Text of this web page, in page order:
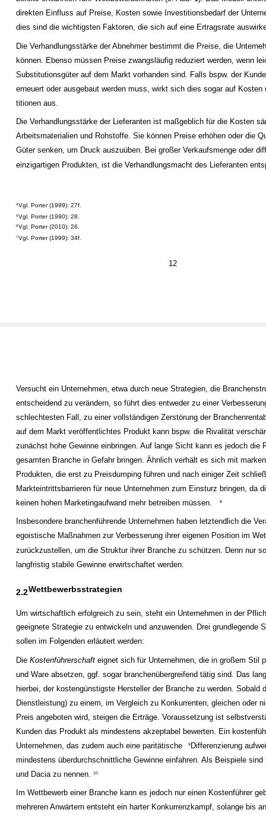
12
direkten Einfluss auf Preise, Kosten sowie Investitionsbedarf der
dies sind die wichtigsten Faktoren, die sich auf eine Ertragsrate
Die Verhandlungsstärke der Abnehmer bestimmt die Preise, die
können. Ebenso müssen Preise zwangsläufig reduziert werden, wenn
Substitutionsgüter auf dem Markt vorhanden sind. Falls bspw. der
erneuert oder ausgebaut werden muss, wirkt sich dies sogar auf Kosten
titionen aus.
Die Verhandlungsstärke der Lieferanten ist maßgeblich für die Kosten
Arbeitsmaterialien und Rohstoffe. Sie können Preise erhöhen oder die
Güter senken, um Druck auszuüben. Bei großer Verkaufsmenge oder
einzigartigen Produkten, ist die Verhandlungsmacht des Lieferanten
4Vgl. Porter (1999): 27f.
5Vgl. Porter (1990): 28.
6Vgl. Porter (2010): 26.
7Vgl. Porter (1999): 34f.
Versucht ein Unternehmen, etwa durch neue Strategien, die
entscheidend zu verändern, so führt dies entweder zu einer
schlechtesten Fall, zu einer vollständigen Zerstörung der
auf dem Markt veröffentlichtes Produkt kann bspw. die Rivalität
zunächst hohe Gewinne einbringen. Auf lange Sicht kann es jedoch die
gesamten Branche in Gefahr bringen. Ähnlich verhält es sich mit
Produkten, die erst zu Preisdumping führen und nach einiger Zeit
Markteintrittsbarrieren für neue Unternehmen zum Einsturz bringen, da
keinen hohen Marketingaufwand mehr betreiben müssen.
8
Insbesondere branchenführende Unternehmen haben letztendlich die
egoistische Maßnahmen zur Verbesserung ihrer eigenen Position im
zurückzustellen, um die Struktur ihrer Branche zu schützen. Denn nur
langfristig stabile Gewinne erwirtschaftet werden.
2.2Wettbewerbsstrategien
Um wirtschaftlich erfolgreich zu sein, steht ein Unternehmen in der
geeignete Strategie zu entwickeln und anzuwenden. Drei grundlegende
sollen im Folgenden erläutert werden:
DieKostenführerschaft eignet sich für Unternehmen, die in großem Stil
und Ware absetzen, ggf. sogar branchenübergreifend tätig sind. Das
hierbei, der kostengünstigste Hersteller der Branche zu werden. Sobald
Dienstleistung) zu einem, im Vergleich zu Konkurrenten, gleichen oder
Preis angeboten wird, steigen die Erträge. Voraussetzung ist
Kunden das Produkt als mindestens akzeptabel bewerten. Ein
Unternehmen, das zudem auch eine paritätische
9 Differenzierung
mindestens überdurchschnittliche Gewinne einfahren. Als Beispiele sind
und Dacia zu nennen.
10
Im Wettbewerb einer Branche kann es jedoch nur einen Kostenführer
mehreren Anwärtern entsteht ein harter Konkurrenzkampf, solange bis